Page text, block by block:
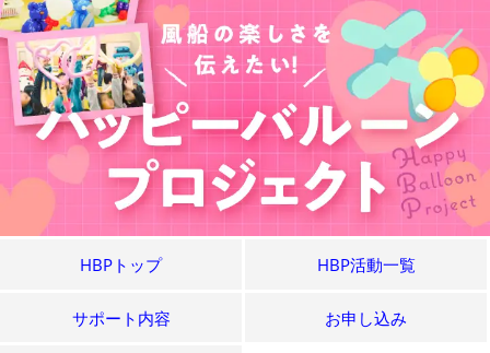
HBPトップ HBP活動一覧
サポート内容 お申し込み